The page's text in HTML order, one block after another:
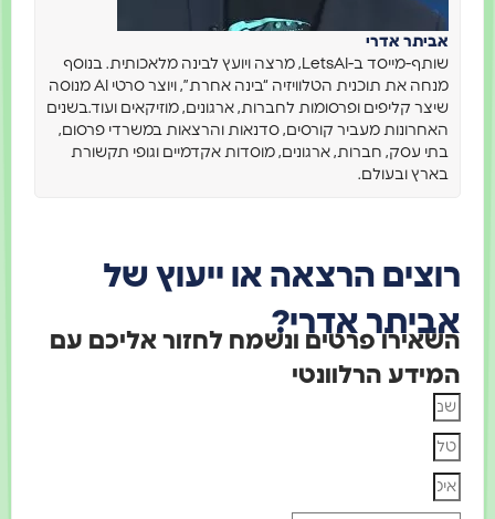
אביתר אדרי
שותף-מייסד ב-LetsAI, מרצה ויועץ לבינה מלאכותית. בנוסף
מנחה את תוכנית הטלוויזיה “בינה אחרת”, ויוצר סרטי AI מנוסה
שיצר קליפים ופרסומות לחברות, ארגונים, מוזיקאים ועוד.בשנים
האחרונות מעביר קורסים, סדנאות והרצאות במשרדי פרסום,
בתי עסק, חברות, ארגונים, מוסדות אקדמיים וגופי תקשורת
בארץ ובעולם.
רוצים הרצאה או ייעוץ של
אביתר אדרי?
השאירו פרטים ונשמח לחזור אליכם עם
המידע הרלוונטי